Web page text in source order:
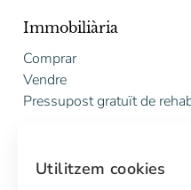
Immobiliària
Comprar
Vendre
Pressupost gratuït de
Marketing digital
Utilitzem cookies